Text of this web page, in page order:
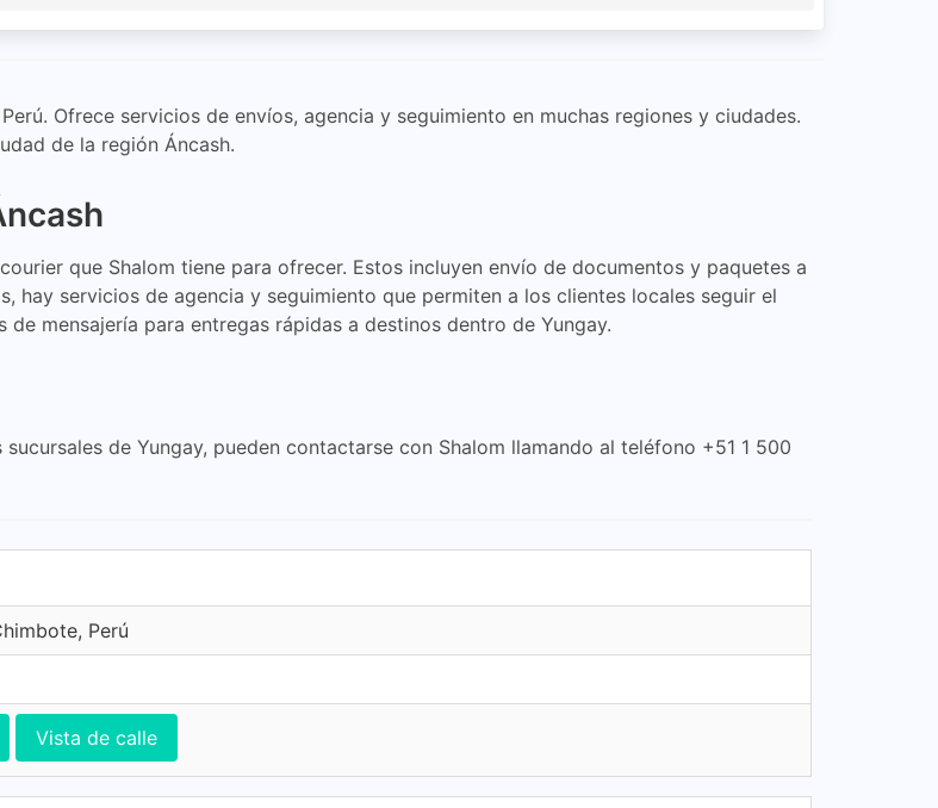
Ofrece servicios de envíos, agencia y seguimiento en muchas regiones y ciudades.
de la región Áncash.
que Shalom tiene para ofrecer. Estos incluyen envío de documentos y paquetes a
hay servicios de agencia y seguimiento que permiten a los clientes locales seguir el
mensajería para entregas rápidas a destinos dentro de Yungay.
de Yungay, pueden contactarse con Shalom llamando al teléfono +51 1 500
Perú
Vista de calle